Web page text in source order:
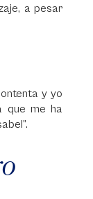
a pesar
y yo
que me ha